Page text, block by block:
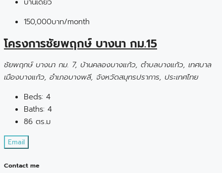
150,000บาท/month
โครงการชัยพฤกษ์ บางนา กม.15
ชัยพฤกษ์ บางนา กม. 7, บ้านคลองบางแก้ว, ตำบลบางแก้ว, เทศบาล
เมืองบางแก้ว, อำเภอบางพลี, จังหวัดสมุทรปราการ, ประเทศไทย
Beds: 4
Baths: 4
86 ตร.ม
Email
Contact me